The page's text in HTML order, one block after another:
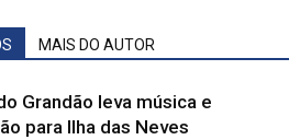
MAIS DO AUTOR
Grandão leva música e
para Ilha das Neves